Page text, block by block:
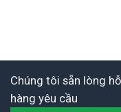
Chúng tôi sẵn lòng
hàng yêu cầu